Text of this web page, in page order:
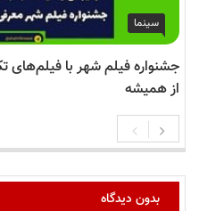
سینما
جشنواره فیلم شهر با فیلم‌های
از همیشه
بدون دیدگاه